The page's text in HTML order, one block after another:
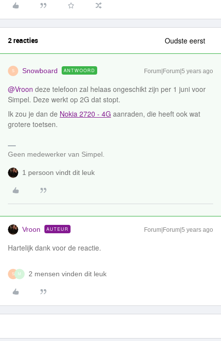
2 reacties Oudste eerst
S Snowboard ANTWOORD Forum|Forum|5 years ago
@Vroon deze telefoon zal helaas ongeschikt zijn per 1 juni voor
Simpel. Deze werkt op 2G dat stopt.
Ik zou je dan de Nokia 2720 - 4G aanraden, die heeft ook wat
grotere toetsen.
Geen medewerker van Simpel.
1 persoon vindt dit leuk
Vroon AUTEUR Forum|Forum|5 years ago
Hartelijk dank voor de reactie.
S M 2 mensen vinden dit leuk